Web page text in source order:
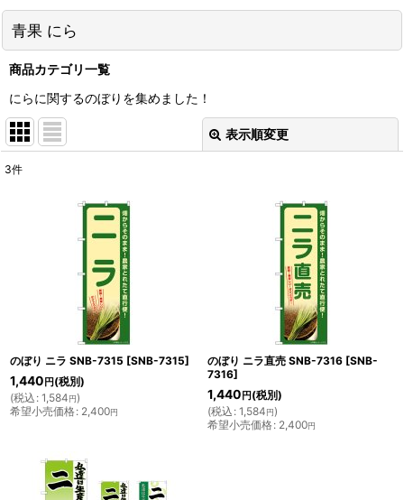
青果 にら
商品カテゴリ一覧
にらに関するのぼりを集めました！
表示順変更
3件
のぼり ニラ SNB-7315 [SNB-7315]
1,440 円 (税別)
(税込 : 1,584円)
希望小売価格: 2,400円
のぼり ニラ直売 SNB-7316 [SNB-
7316]
1,440 円 (税別)
(税込 : 1,584円)
希望小売価格: 2,400円